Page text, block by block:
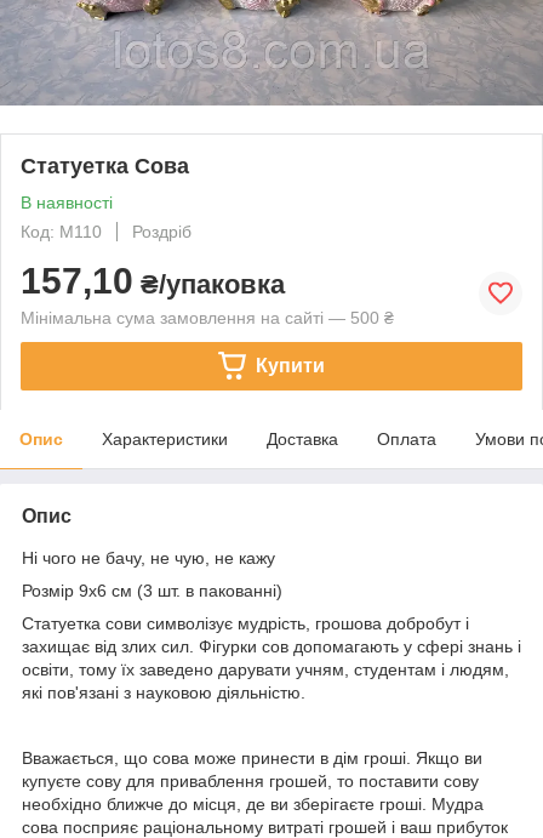
Статуетка Сова
В наявності
Код: М110
Роздріб
157,10 ₴/упаковка
Мінімальна сума замовлення на сайті — 500 ₴
Купити
Опис Характеристики Доставка Оплата Умови
Опис
Ні чого не бачу, не чую, не кажу
Розмір 9х6 см (3 шт. в пакованні)
Статуетка сови символізує мудрість, грошова добробут і
захищає від злих сил. Фігурки сов допомагають у сфері знань і
освіти, тому їх заведено дарувати учням, студентам і людям,
які пов'язані з науковою діяльністю.
Вважається, що сова може принести в дім гроші. Якщо ви
купуєте сову для приваблення грошей, то поставити сову
необхідно ближче до місця, де ви зберігаєте гроші. Мудра
сова посприяє раціональному витраті грошей і ваш прибуток